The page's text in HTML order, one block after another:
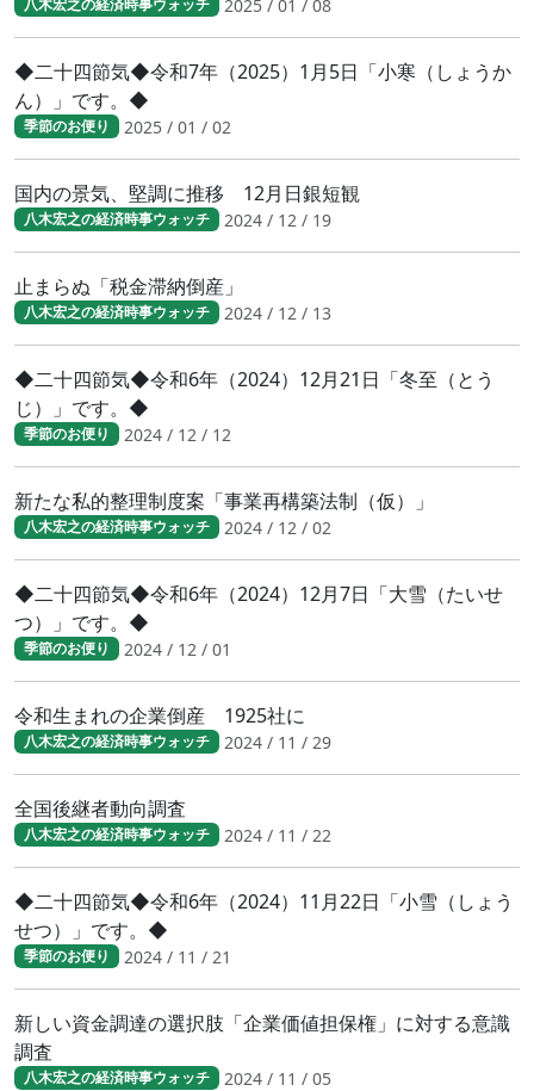
八木宏之の経済時事ウォッチ 2025 / 01 / 08
◆二十四節気◆令和7年（2025）1月5日「小寒（しょうか
ん）」です。◆
季節のお便り 2025 / 01 / 02
国内の景気、堅調に推移 12月日銀短観
八木宏之の経済時事ウォッチ 2024 / 12 / 19
止まらぬ「税金滞納倒産」
八木宏之の経済時事ウォッチ 2024 / 12 / 13
◆二十四節気◆令和6年（2024）12月21日「冬至（とう
じ）」です。◆
季節のお便り 2024 / 12 / 12
新たな私的整理制度案「事業再構築法制（仮）」
八木宏之の経済時事ウォッチ 2024 / 12 / 02
◆二十四節気◆令和6年（2024）12月7日「大雪（たいせ
つ）」です。◆
季節のお便り 2024 / 12 / 01
令和生まれの企業倒産 1925社に
八木宏之の経済時事ウォッチ 2024 / 11 / 29
全国後継者動向調査
八木宏之の経済時事ウォッチ 2024 / 11 / 22
◆二十四節気◆令和6年（2024）11月22日「小雪（しょう
せつ）」です。◆
季節のお便り 2024 / 11 / 21
新しい資金調達の選択肢「企業価値担保権」に対する意識
調査
八木宏之の経済時事ウォッチ 2024 / 11 / 05